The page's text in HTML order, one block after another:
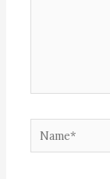
Name*